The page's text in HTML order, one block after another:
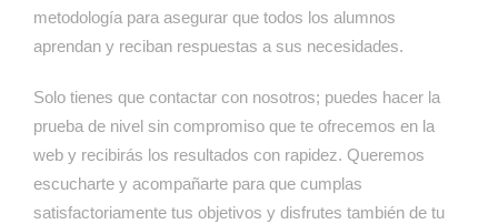
metodología para asegurar que todos los alumnos
aprendan y reciban respuestas a sus necesidades.
Solo tienes que contactar con nosotros; puedes hacer la
prueba de nivel sin compromiso que te ofrecemos en la
web y recibirás los resultados con rapidez. Queremos
escucharte y acompañarte para que cumplas
satisfactoriamente tus objetivos y disfrutes también de tu